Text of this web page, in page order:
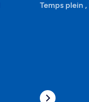
Temps plein